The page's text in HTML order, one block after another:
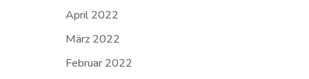
April 2022
März 2022
Februar 2022